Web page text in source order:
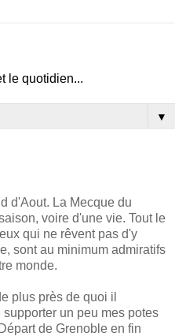
le quotidien...
▼
d'Aout. La Mecque du
voire d'une vie. Tout le
qui ne rêvent pas d'y
sont au minimum admiratifs
monde.
plus près de quoi il
un peu mes potes
de Grenoble en fin